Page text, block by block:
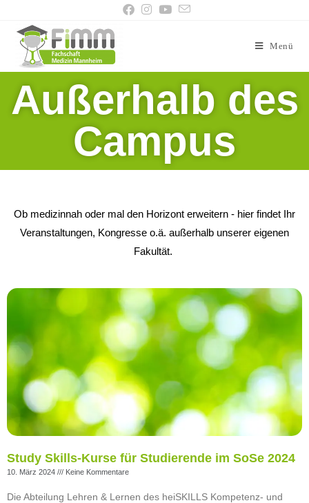
Menü
Außerhalb des
Campus
Ob medizinnah oder mal den Horizont erweitern - hier findet Ihr
Veranstaltungen, Kongresse o.ä. außerhalb unserer eigenen
Fakultät.
Study Skills-Kurse für Studierende im SoSe 2024
10. März 2024 Keine Kommentare
Die Abteilung Lehren & Lernen des heiSKILLS Kompetenz- und